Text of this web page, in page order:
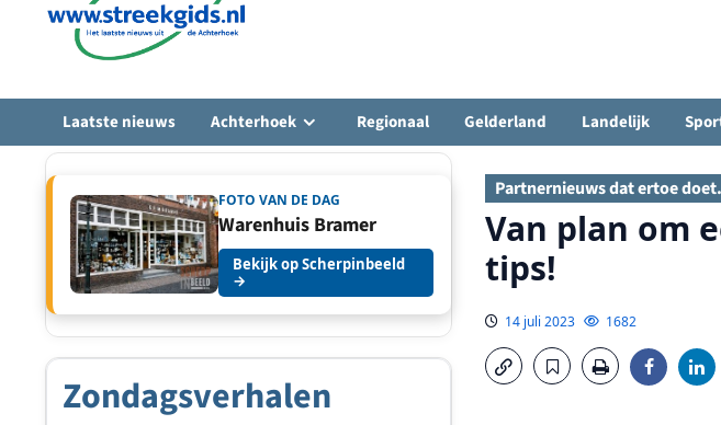
Laatste nieuws Achterhoek Regionaal Gelderland Landelijk
Partnernieuws dat ertoe doet.
Van plan om
tips!
14 juli 2023 1682
FOTO VAN DE DAG
Warenhuis Bramer
Bekijk op Scherpinbeeld
→
Zondagsverhalen